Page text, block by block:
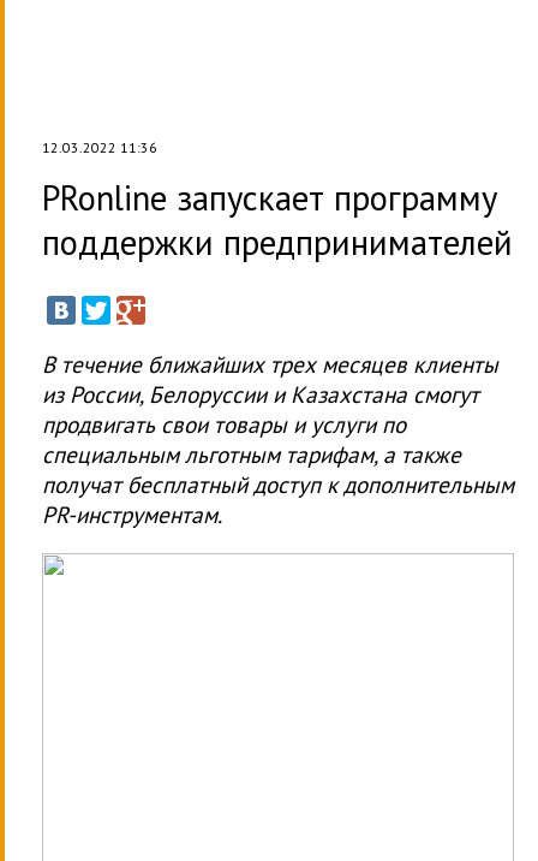
12.03.2022 11:36
PRonline запускает программу
поддержки предпринимателей
В течение ближайших трех месяцев клиенты
из России, Белоруссии и Казахстана смогут
продвигать свои товары и услуги по
специальным льготным тарифам, а также
получат бесплатный доступ к дополнительным
PR-инструментам.